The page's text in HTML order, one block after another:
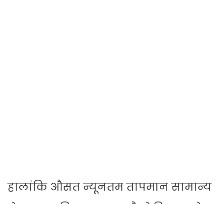
हालांकि औसत न्यूनतम तापमान सामान्य